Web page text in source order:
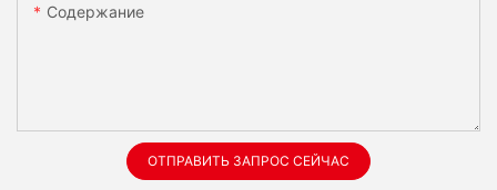
Содержание
ОТПРАВИТЬ ЗАПРОС СЕЙЧАС